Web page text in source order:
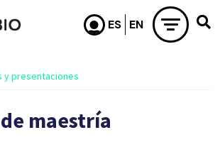
Pasar al contenido principal
y presentaciones
maestría